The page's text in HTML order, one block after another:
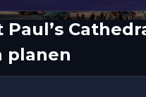
Paul’s
planen